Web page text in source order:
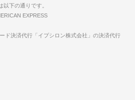
以下の通りです。
EXPRESS
ド決済代行「イプシロン株式会社」の決済代行